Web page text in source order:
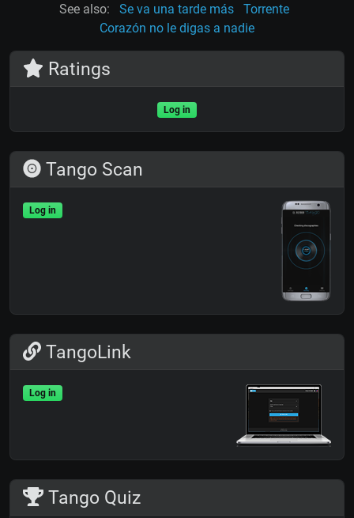
See also: Se va una tarde más
Torrente
Corazón no le digas a nadie
Ratings
Log in
Tango Scan
Log in
TangoLink
Log in
Tango Quiz